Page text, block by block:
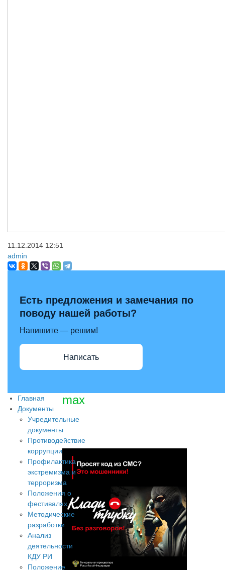
11.12.2014 12:51
admin
Есть предложения и замечания по
поводу нашей работы?
Напишите — решим!
Написать
max
Главная
Документы
Учредительные
документы
Противодействие
коррупции
Профилактика
экстремизма и
терроризма
Положения о
фестивалях
Методические
разработки
Анализ
деятельности
КДУ РИ
Положение